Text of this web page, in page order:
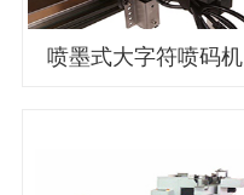
喷墨式大字符喷码机